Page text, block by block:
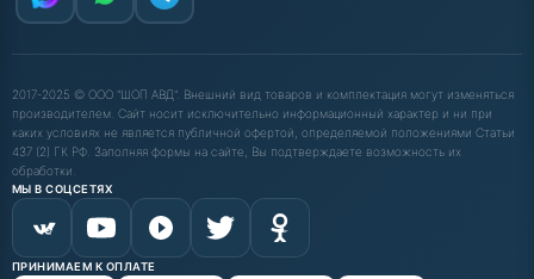
2017-2025 © ООО "ШОП АВД". Внешний вид товаров и комплектация могут изменяться
производителем. Сайт носит исключительно информационный характер и ни при
каких условиях не является публичной офертой, определяемой положениями Статьи
437 (2) ГК РФ. Заполняя формы на сайте, Вы подтверждаете возможность их
обработки.
МЫ В СОЦСЕТЯХ
ПРИНИМАЕМ К ОПЛАТЕ